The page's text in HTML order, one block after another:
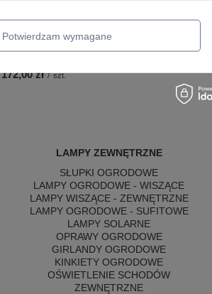
Oprawa natynkowa ruchoma biała tuba LED
3000K Maxlight C0247 Halo B
172,00 zł / szt.
LAMPY ZEWNĘTRZNE
SŁUPKI OGRODOWE
LAMPY OGRODOWE - WISZĄCE
LAMPY WISZĄCE - ZEWNĘTRZNE
LAMPY OGRODOWE - SUFITOWE
LAMPY SOLARNE
OPRAWY OGRODOWE
GIRLANDY OGRODOWE
KINKIETY OGRODOWE
OŚWIETLENIE SCHODÓW
ZEWNĘTRZNE
Potwierdzam wymagane